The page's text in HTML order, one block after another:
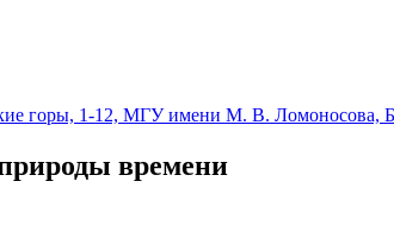
горы, 1-12, МГУ имени М. В. Ломоносова,
времени